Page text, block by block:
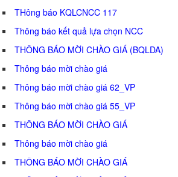
THông báo KQLCNCC 117
Thông báo kết quả lựa chọn NCC
THÔNG BÁO MỜI CHÀO GIÁ (BQLDA)
Thông báo mời chào giá
Thông báo mời chào giá 62_VP
Thông báo mời chào giá 55_VP
THÔNG BÁO MỜI CHÀO GIÁ
Thông báo mời chào giá
THÔNG BÁO MỜI CHÀO GIÁ